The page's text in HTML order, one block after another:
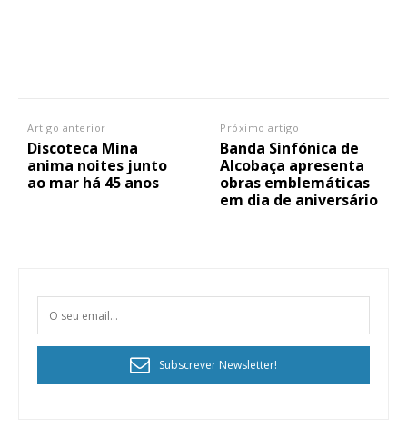
Artigo anterior
Discoteca Mina
anima noites junto
ao mar há 45 anos
Próximo artigo
Banda Sinfónica de
Alcobaça apresenta
obras emblemáticas
em dia de aniversário
Subscrever Newsletter!